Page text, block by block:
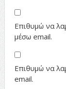
Επιθυμώ να
μέσω email.
Επιθυμώ να
email.